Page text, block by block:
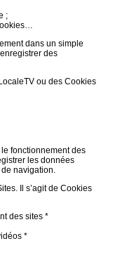
;
dans un simple
des
ou des Cookies
fonctionnement des
les données
navigation.
Il s’agit de Cookies
des sites *
*